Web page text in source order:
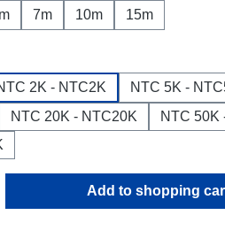
7m 10m 15m
2K - NTC2K
NTC 5K -
NTC 20K - NTC20K
NTC 50K
Enter the desired
Add to shopping